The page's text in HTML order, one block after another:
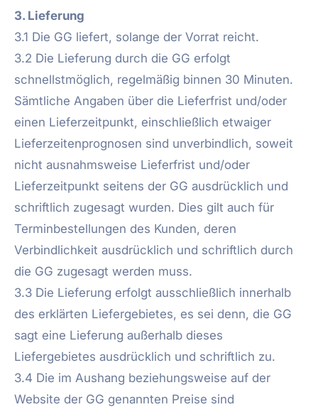
3. Lieferung
3.1 Die GG liefert, solange der Vorrat reicht.
3.2 Die Lieferung durch die GG erfolgt
schnellstmöglich, regelmäßig binnen 30 Minuten.
Sämtliche Angaben über die Lieferfrist und/oder
einen Lieferzeitpunkt, einschließlich etwaiger
Lieferzeitenprognosen sind unverbindlich, soweit
nicht ausnahmsweise Lieferfrist und/oder
Lieferzeitpunkt seitens der GG ausdrücklich und
schriftlich zugesagt wurden. Dies gilt auch für
Terminbestellungen des Kunden, deren
Verbindlichkeit ausdrücklich und schriftlich durch
die GG zugesagt werden muss.
3.3 Die Lieferung erfolgt ausschließlich innerhalb
des erklärten Liefergebietes, es sei denn, die GG
sagt eine Lieferung außerhalb dieses
Liefergebietes ausdrücklich und schriftlich zu.
3.4 Die im Aushang beziehungsweise auf der
Website der GG genannten Preise sind